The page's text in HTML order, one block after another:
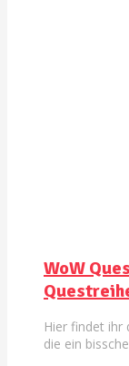
WoW
Hier findet
die ein